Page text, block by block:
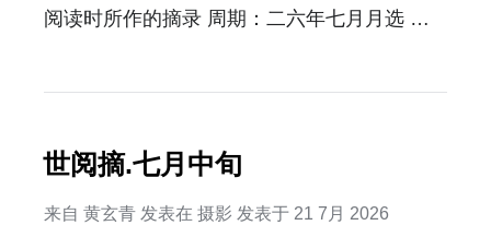
阅读时所作的摘录 周期：二六年七月月选 张
世阅摘.七月中旬
来自 黄玄青 发表在 摄影 发表于 21 7月 2026